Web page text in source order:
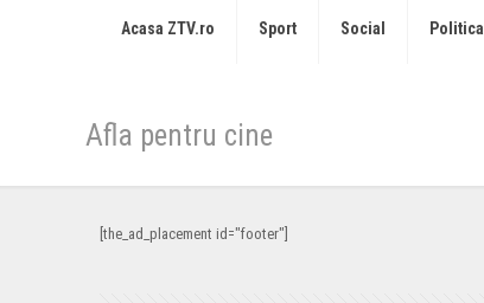
Acasa ZTV.ro Sport Social Politica
Afla pentru cine
[the_ad_placement id="footer"]